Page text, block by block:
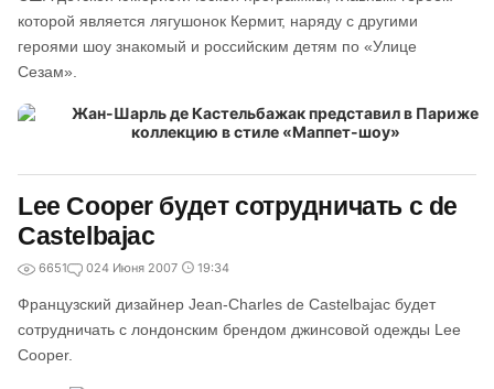
которой является лягушонок Кермит, наряду с другими
героями шоу знакомый и российским детям по «Улице
Сезам».
Lee Cooper будет сотрудничать с de
Castelbajac
6651 024 Июня 2007 19:34
Французский дизайнер Jean-Charles de Castelbajac будет
сотрудничать с лондонским брендом джинсовой одежды Lee
Cooper.